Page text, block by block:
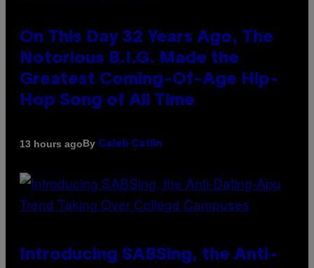
On This Day 32 Years Ago, The
Notorious B.I.G. Made the
Greatest Coming-Of-Age Hip-
Hop Song of All Time
13 hours agoBy Caleb Catlin
Introducing SABSing, the Anti-